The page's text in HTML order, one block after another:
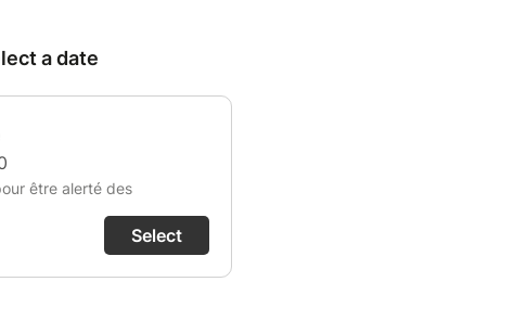
a date
être alerté des
Select